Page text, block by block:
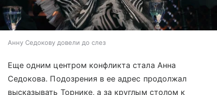
Анну Седокову довели до слез
Еще одним центром конфликта стала Анна
Седокова. Подозрения в ее адрес продолжал
высказывать Торнике, а за круглым столом к